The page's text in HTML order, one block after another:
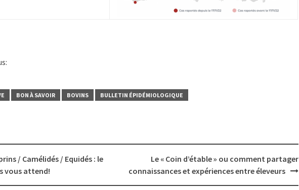
BON À SAVOIR BOVINS BULLETIN ÉPIDÉMIOLOGIQUE
/ Camélidés / Equidés : le
vous attend!
Le « Coin d’étable » ou comment partager
connaissances et expériences entre éleveurs